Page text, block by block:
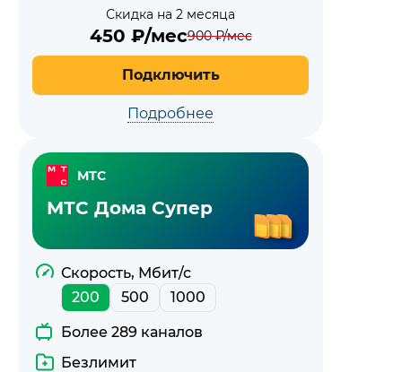
Скидка на 2 месяца
450 ₽/мес900₽/мес
Подключить
Подробнее
МТС
МТС Дома Супер
Скорость, Мбит/с
200
500 1000
Более 289 каналов
Безлимит